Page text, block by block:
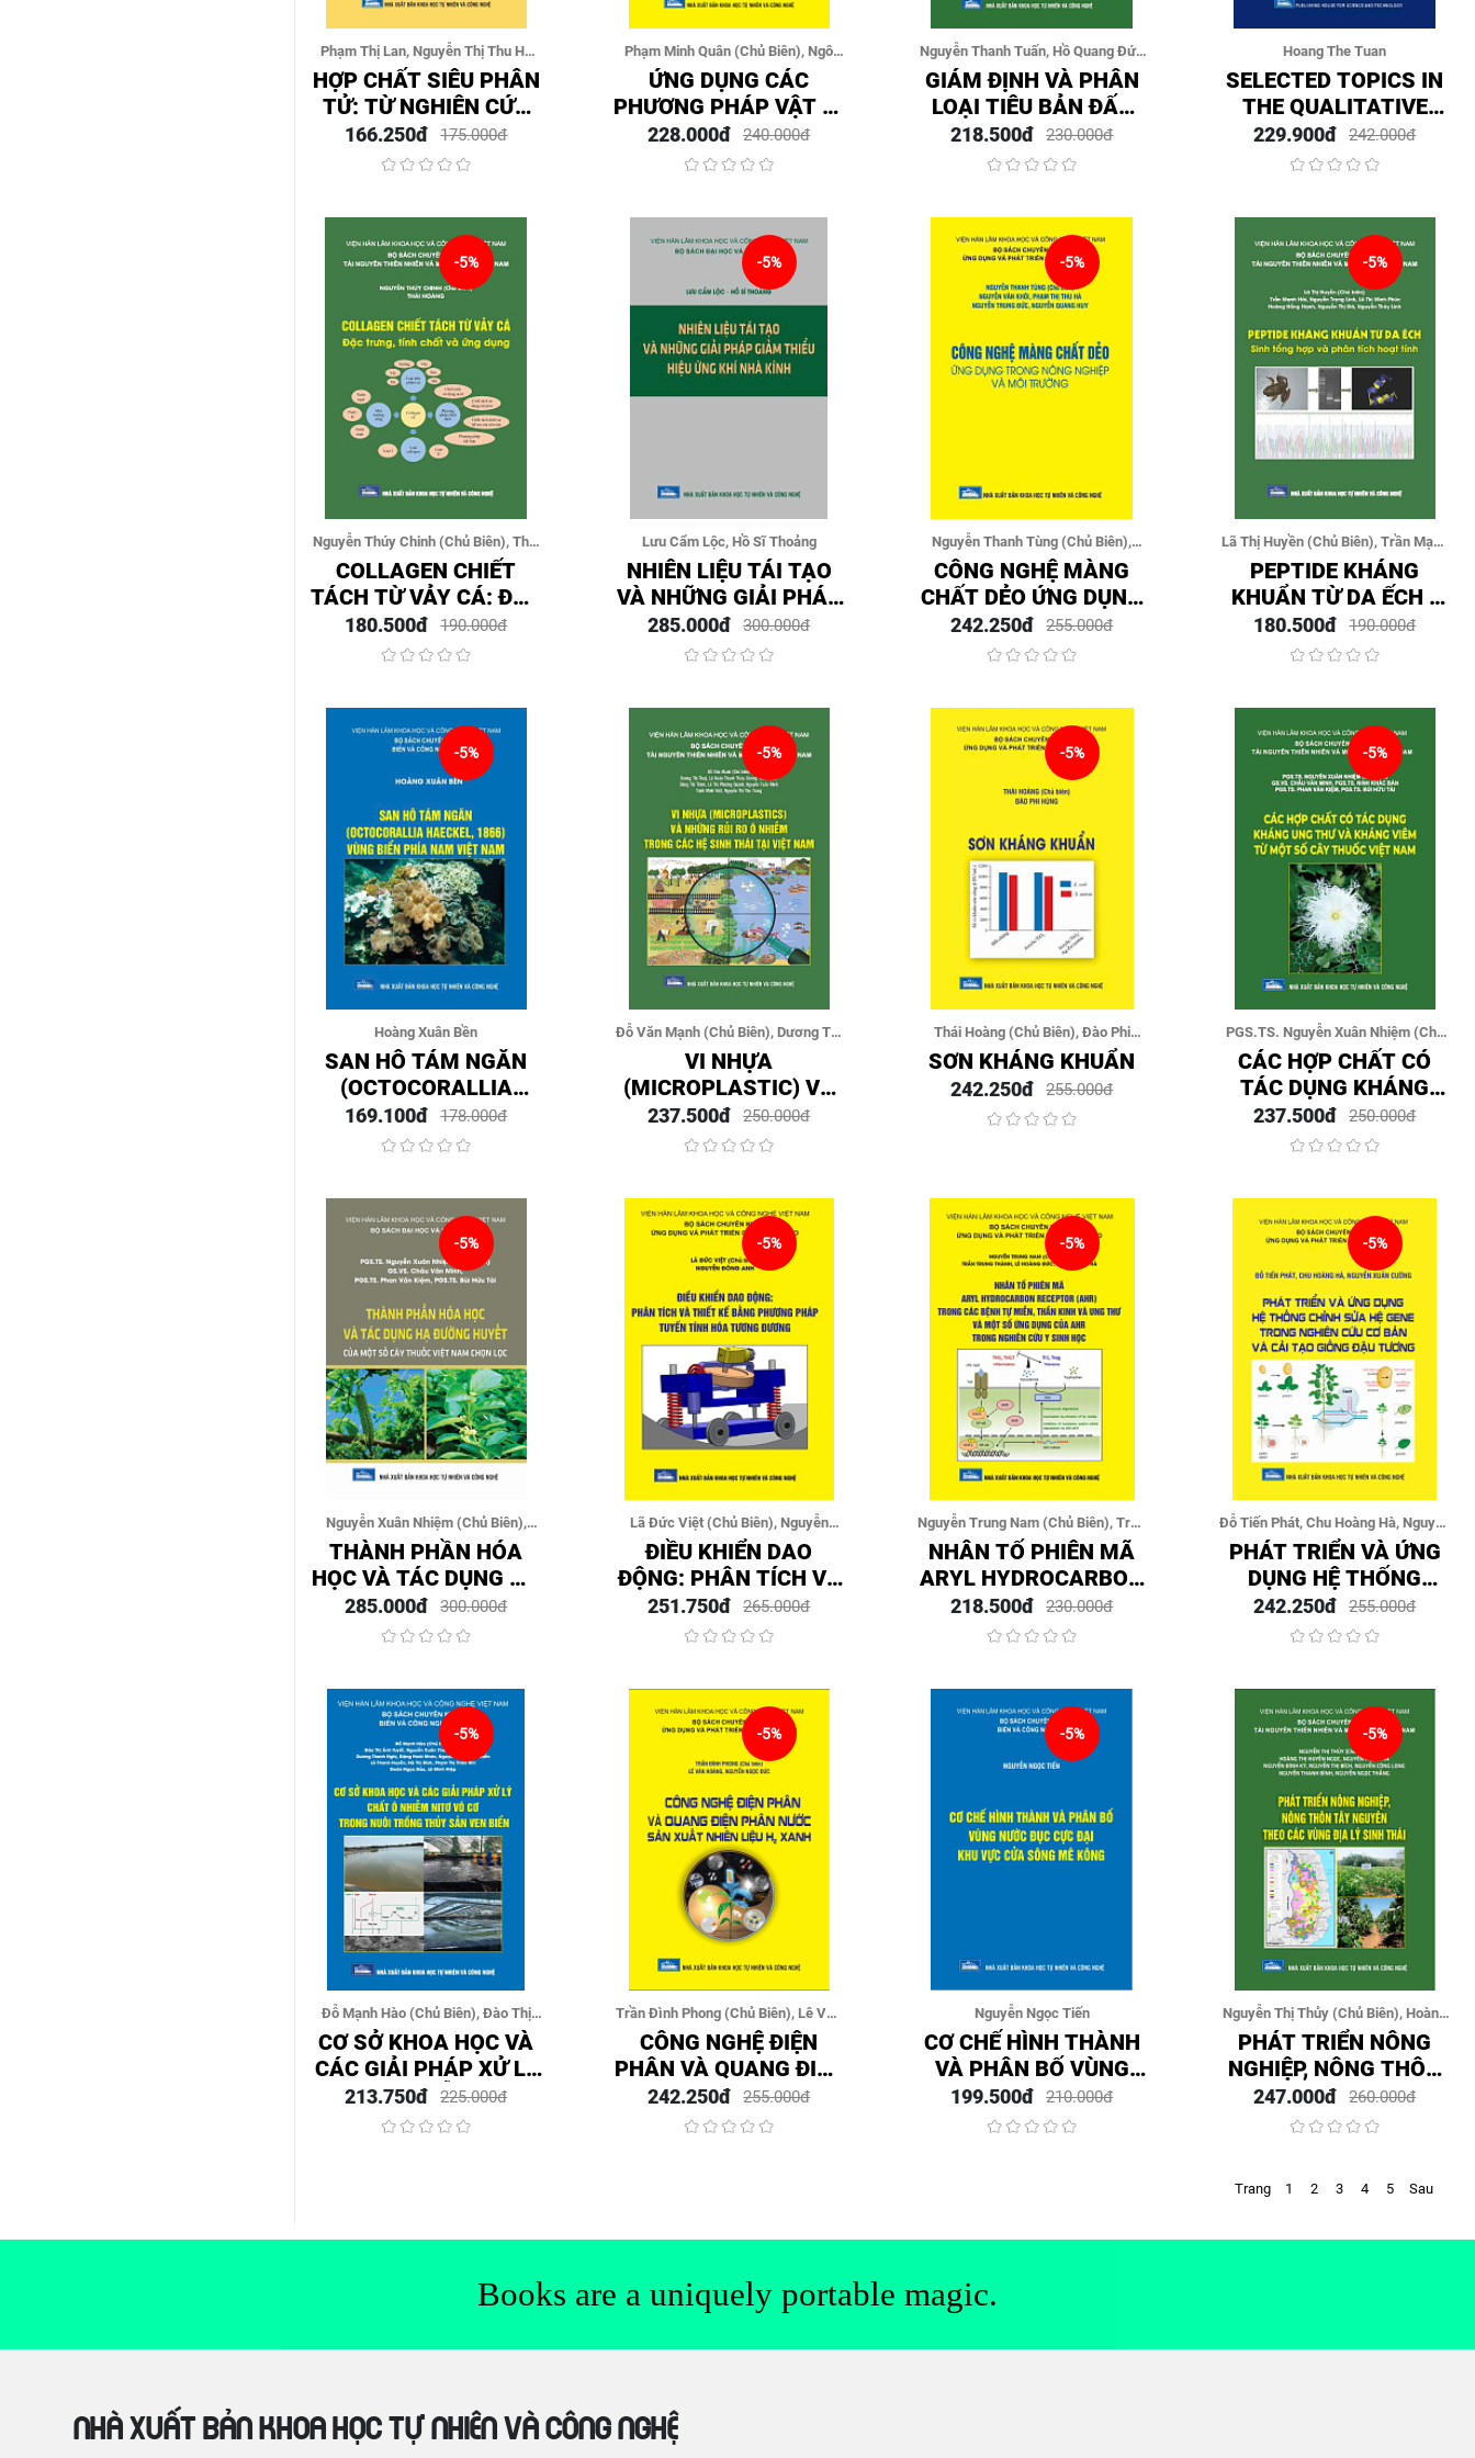
Phạm Thị Lan, Nguyễn Thị Thu Hà
(Đồng Chủ Biên), Nguyễn Tuấn Anh,
Trần Đại Lâm
HỢP CHẤT SIÊU PHÂN
TỬ: TỪ NGHIÊN CỨU
CƠ BẢN ĐẾN ỨNG
DỤNG
166.250đ 175.000đ
Phạm Minh Quân (Chủ Biên), Ngô
Sơn Tùng
ỨNG DỤNG CÁC
PHƯƠNG PHÁP VẬT LÝ
VÀ TRÍ TUỆ NHÂN TẠO
TRONG TÍNH TOÁN
KẾT TỰ DO PHỐI TỬ -
PROTEIN ĐỂ NGHIÊN
CỨU PHÁT TRIỂN
THUỐC
228.000đ 240.000đ
Nguyễn Thanh Tuấn, Hồ Quang Đức
(Đồng Chủ Biên), Lê Thái Bạt, Trần
Minh Tiến, Trần Thùy Chi
GIÁM ĐỊNH VÀ PHÂN
LOẠI TIÊU BẢN ĐẤT
NGUYÊN KHỐI CHO HỆ
THỐNG BẢO TÀNG
NAM
218.500đ 230.000đ
Hoang The Tuan
SELECTED TOPICS IN
THE QUALITATIVE
ANALYSIS OF MULTI
ORDER FRACTIONAL
SYSTEMS
229.900đ 242.000đ
-5%
Nguyễn Thúy Chinh (Chủ Biên), Thái
Hoàng
COLLAGEN CHIẾT
TÁCH TỪ VẢY CÁ: ĐẶC
TRƯNG, TÍNH CHẤT
VÀ ỨNG DỤNG
180.500đ 190.000đ
-5%
Lưu Cẩm Lộc, Hồ Sĩ Thoảng
NHIÊN LIỆU TÁI TẠO
VÀ NHỮNG GIẢI PHÁP
GIẢM THIỂU HIỆU ỨNG
KHÍ NHÀ KÍNH
285.000đ 300.000đ
-5%
Nguyễn Thanh Tùng (Chủ Biên),
Nguyễn Văn Khôi, Phạm Thị Thu Hà,
Nguyễn Trung Đức, Nguyễn Quang
Huy
CÔNG NGHỆ MÀNG
CHẤT DẺO ỨNG DỤNG
TRONG NÔNG NGHIỆP
VÀ MÔI TRƯỜNG
242.250đ 255.000đ
-5%
Lã Thị Huyền (Chủ Biên), Trần Mạnh
Hải, Nguyễn Trọng Linh, Lê Thị Minh
Phúc, Hoàng Hồng Hạnh, Nguyễn Thị
Đà, Nguyễn Thùy Linh
PEPTIDE KHÁNG
KHUẨN TỪ DA ẾCH -
SINH TỔNG HỢP VÀ
PHÂN TÍCH HOẠT
180.500đ 190.000đ
-5%
Hoàng Xuân Bền
SAN HÔ TÁM NGĂN
(OCTOCORALLIA
HAECKEL, 1866) VÙNG
BIỂN PHÍA NAM VIỆT
169.100đ 178.000đ
-5%
Đỗ Văn Mạnh (Chủ Biên), Dương Thị
Thuỷ, Lê Xuân Thanh Thảo, Dương
Tuấn Mạnh, Đặng Thị Thơm, Lê Thị
Phương Quỳnh, Nguyễn Tuấn Min
VI NHỰA
(MICROPLASTIC) VÀ
NHỮNG RỦI RO Ô
NHIỄM TRONG CÁC HỆ
NAM
237.500đ 250.000đ
-5%
Thái Hoàng (Chủ Biên), Đào Phi
Hùng
SƠN KHÁNG KHUẨN
242.250đ 255.000đ
-5%
PGS.TS. Nguyễn Xuân Nhiệm (Chủ
Biên), GS.VS. Châu Văn Minh,
PGS.TS. Ninh Khắc Bản, PGS.TS.
Phan Văn Kiệm, PGS.TS. Bùi Hữu Tài
CÁC HỢP CHẤT CÓ
TÁC DỤNG KHÁNG
UNG THƯ VÀ KHÁNG
VIÊM TỪ MỘT SỐ CÂY
237.500đ 250.000đ
-5%
Nguyễn Xuân Nhiệm (Chủ Biên),
Châu Văn Minh, Phan Văn Kiệm, Bùi
Hữu Tài
THÀNH PHẦN HÓA
HỌC VÀ TÁC DỤNG HẠ
ĐƯỜNG HUYẾT CỦA
MỘT SỐ CÂY THUỐC
285.000đ 300.000đ
-5%
Lã Đức Việt (Chủ Biên), Nguyễn
Đông Anh
ĐIỀU KHIỂN DAO
ĐỘNG: PHÂN TÍCH VÀ
THIẾT KẾ BẰNG
PHƯƠNG PHÁP TUYẾN
ĐƯƠNG
251.750đ 265.000đ
-5%
Nguyễn Trung Nam (Chủ Biên), Trần
Trung Thành, Lê Hoàng Đức, Chu
Hoàng Hà
NHÂN TỐ PHIÊN MÃ
ARYL HYDROCARBON
RECEPTOR (AHR)
TRONG CÁC BỆNH TỰ
UNG THƯ VÀ MỘT SỐ
ỨNG DỤNG CỦA AHR
TRONG NGHIÊN CỨU Y
SINH HỌC
218.500đ 230.000đ
-5%
Đỗ Tiến Phát, Chu Hoàng Hà, Nguyễn
Xuân Cường
PHÁT TRIỂN VÀ ỨNG
DỤNG HỆ THỐNG
CHỈNH SỬA HỆ GENE
TRONG NGHIÊN CỨU
GIỐNG ĐẬU TƯƠNG
242.250đ 255.000đ
-5%
Đỗ Mạnh Hào (Chủ Biên), Đào Thị
Ánh Tuyết, Nguyễn Xuân Thành, Lê
Xuân Sinh, Dương Thanh Nghị, Đặng
Hoài Nhơn, Nguyễn Thị Minh Hu
CƠ SỞ KHOA HỌC VÀ
CÁC GIẢI PHÁP XỬ LÝ
CHẤT Ô NHIỄM NI TƠ
VÔ CƠ TRONG NUÔI
213.750đ 225.000đ
-5%
Trần Đình Phong (Chủ Biên), Lê Văn
Hoàng, Nguyễn Ngọc Đức
CÔNG NGHỆ ĐIỆN
PHÂN VÀ QUANG ĐIỆN
PHÂN NƯỚC SẢN
XUẤT NHIÊN LIỆU H2
242.250đ 255.000đ
-5%
Nguyễn Ngọc Tiến
CƠ CHẾ HÌNH THÀNH
VÀ PHÂN BỐ VÙNG
NƯỚC ĐỤC CỰC ĐẠI
KHU VỰC CỬA SÔNG
199.500đ 210.000đ
-5%
Nguyễn Thị Thủy (Chủ Biên), Hoàng
Thị Huyền Ngọc, Nguyễn Mạnh Hà,
Nguyễn Đình Kỳ, Nguyễn Thị Bích,
Nguyễn Công Long, Nguyễn Than
PHÁT TRIỂN NÔNG
NGHIỆP, NÔNG THÔN
TÂY NGUYÊN THEO
CÁC VÙNG ĐỊA LÝ
247.000đ 260.000đ
Trang 1 2 3 4 5 Sau
Books are a uniquely portable magic.
Nhà xuất bản Khoa học tự nhiên và Công nghệ